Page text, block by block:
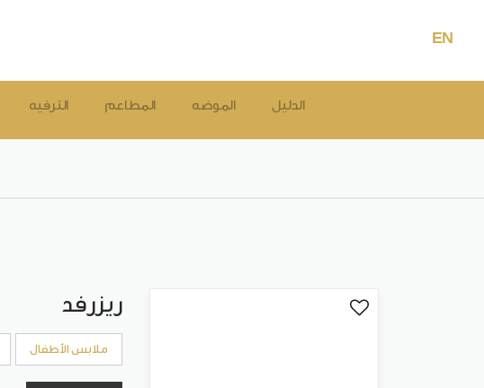
EN
الترفيه المطاعم الموضه الدليل
ريزرفد
ملابس الأطفال